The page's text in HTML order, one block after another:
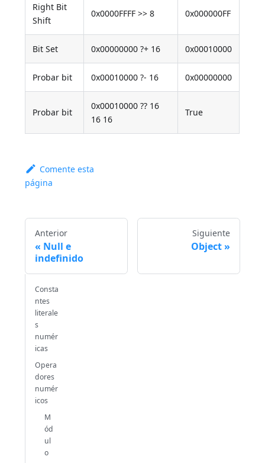
Right Bit
Shift
0x0000FFFF >> 8 0x000000FF
Bit Set 0x00000000 ?+ 16 0x00010000
Probar bit 0x00010000 ?- 16 0x00000000
Probar bit
0x00010000 ?? 16
16 16
True
Comente esta
página
Anterior
Null e
indefinido
Siguiente
Object
Consta
ntes
literale
s
numér
icas
Opera
dores
numér
icos
M
ód
ul
o